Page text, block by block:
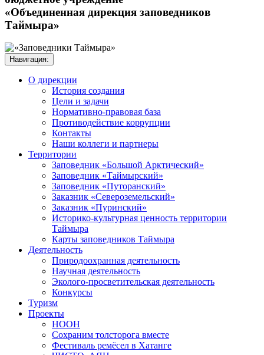
Федеральное государственное
бюджетное учреждение
«Объединенная дирекция заповедников
Таймыра»
Навигация:
О дирекции
История создания
Цели и задачи
Нормативно-правовая база
Противодействие коррупции
Контакты
Наши коллеги и партнеры
Территории
Заповедник «Большой Арктический»
Заповедник «Таймырский»
Заповедник «Путоранский»
Заказник «Североземельский»
Заказник «Пуринский»
Историко-культурная ценность территории
Таймыра
Карты заповедников Таймыра
Деятельность
Природоохранная деятельность
Научная деятельность
Эколого-просветительская деятельность
Конкурсы
Туризм
Проекты
НООН